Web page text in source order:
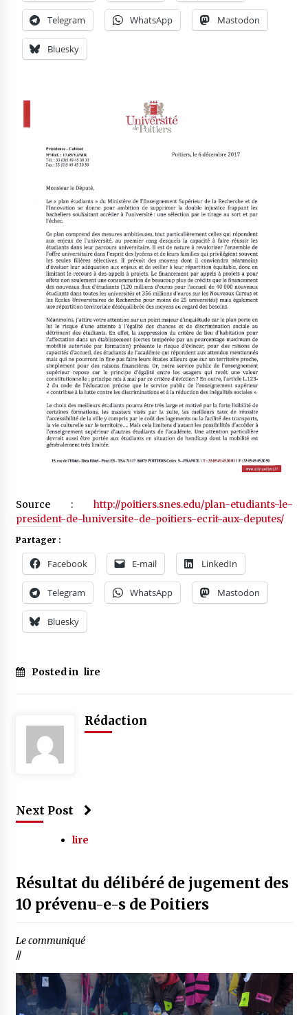
Telegram WhatsApp Mastodon
Bluesky
Source : http://poitiers.snes.edu/plan-etudiants-le-
president-de-luniversite-de-poitiers-ecrit-aux-deputes/
Partager :
Facebook E-mail LinkedIn
Telegram WhatsApp Mastodon
Bluesky
Posted in lire
Rédaction
Next Post
lire
Résultat du délibéré de jugement des
10 prévenu-e-s de Poitiers
Le communiqué
//